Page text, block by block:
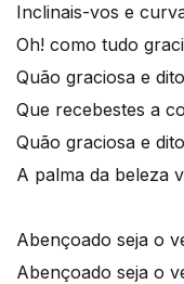
Inclinais-vos e
Oh! como tudo
Quão graciosa e
Que recebestes a
Quão graciosa e
A palma da beleza
Abençoado seja o
Abençoado seja o